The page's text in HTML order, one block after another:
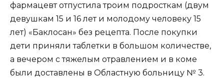
фармацевт отпустила троим подросткам (двум
девушкам 15 и 16 лет и молодому человеку 15
лет) «Баклосан» без рецепта. После покупки
дети приняли таблетки в большом количестве,
а вечером с тяжелым отравлением и в коме
были доставлены в Областную больницу № 3.